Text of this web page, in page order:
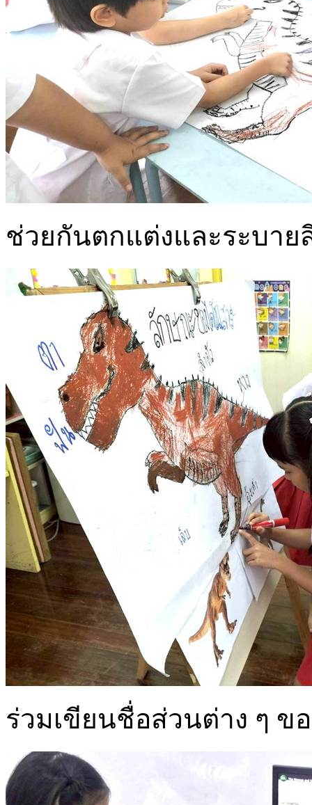
ช่วยกันตกแต่งและระบาย
ร่วมเขียนชื่อส่วนต่าง ๆ ข